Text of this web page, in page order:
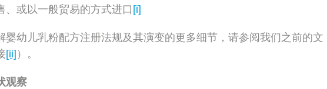
、或以一般贸易的方式进口 [i]
婴幼儿乳粉配方注册法规及其演变的更多细节，请参阅我们之前的文
[ii] ）。
观察